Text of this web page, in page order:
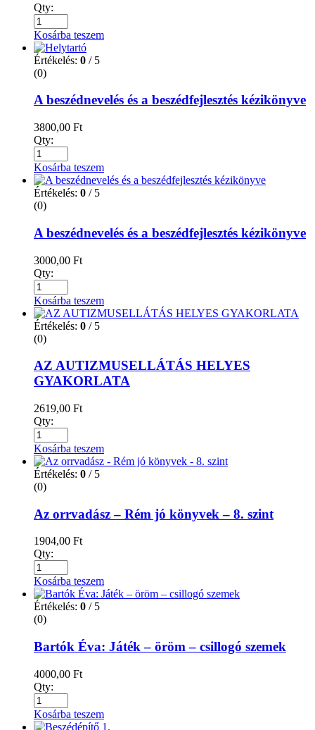
Qty:
Kosárba teszem
Értékelés: 0 / 5
(0)
A beszédnevelés és a beszédfejlesztés kézikönyve
3800,00 Ft
Qty:
Kosárba teszem
Értékelés: 0 / 5
(0)
A beszédnevelés és a beszédfejlesztés kézikönyve
3000,00 Ft
Qty:
Kosárba teszem
Értékelés: 0 / 5
(0)
AZ AUTIZMUSELLÁTÁS HELYES
GYAKORLATA
2619,00 Ft
Qty:
Kosárba teszem
Értékelés: 0 / 5
(0)
Az orrvadász – Rém jó könyvek – 8. szint
1904,00 Ft
Qty:
Kosárba teszem
Értékelés: 0 / 5
(0)
Bartók Éva: Játék – öröm – csillogó szemek
4000,00 Ft
Qty:
Kosárba teszem